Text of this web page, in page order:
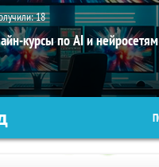
18
курсы по AI и